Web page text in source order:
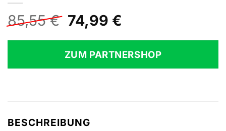
85,55€ Ursprünglicher
Preis
war:
85,55 €
74,99 €
ist:
74,99 €.
ZUM PARTNERSHOP
BESCHREIBUNG